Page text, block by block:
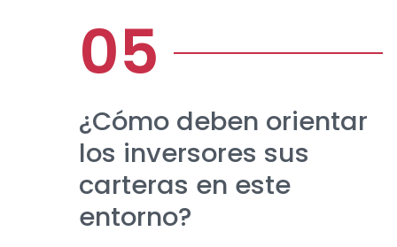
¿Cómo deben orientar
los inversores sus
carteras en este
entorno?